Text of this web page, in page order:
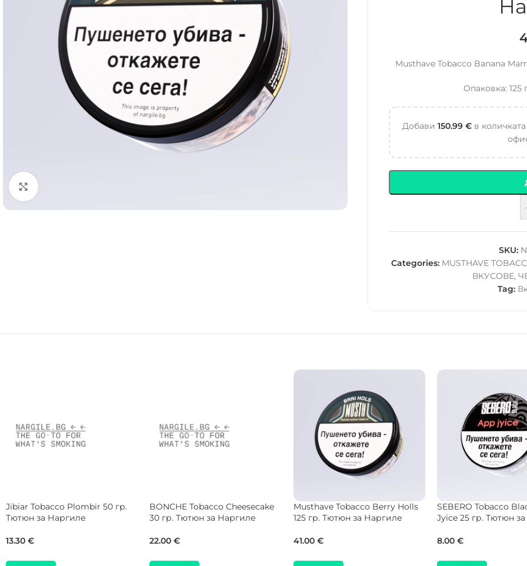
Musthave Tobacco Banana
Опаковка: 125
Добави 150.99 €в
SKU:
Categories: MUSTHAVE
ВКУСОВЕ,
Tag:
DARKSIDE Tobacco Base
LemonBlast 25 гр. Тютюн за
9.00 €
BONCHE Tobacco Coffee 120
гр. Тютюн за Наргиле
77.00€
DARKSIDE Tobacco Core Honey
Dust 25 гр. Тютюн за Наргиле
9.00€
DARKSIDE Tobacco
Cosmos 200 гр.
61.41€